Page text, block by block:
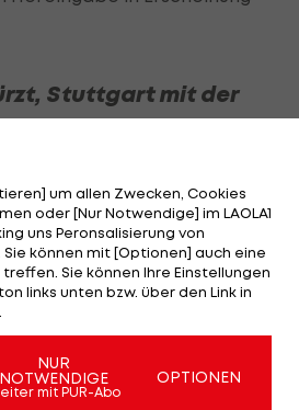
Stuttgart mit der
reagiert FCA-Coach
und nimmt einen
Unter anderem kommt auch
in die Partie.
zwei Augsburger beteiligt,
an auf dem Feld stehen.
wird von Jeltsch
den Nachschuss (57.).
um allen Zwecken, Cookies
oder [Nur Notwendige] im LAOLA1
uns Peronsalisierung von
können mit [Optionen] auch eine
Sie können Ihre Einstellungen
links unten bzw. über den Link in
NUR
NOTWENDIGE
mit PUR-Abo
OPTIONEN